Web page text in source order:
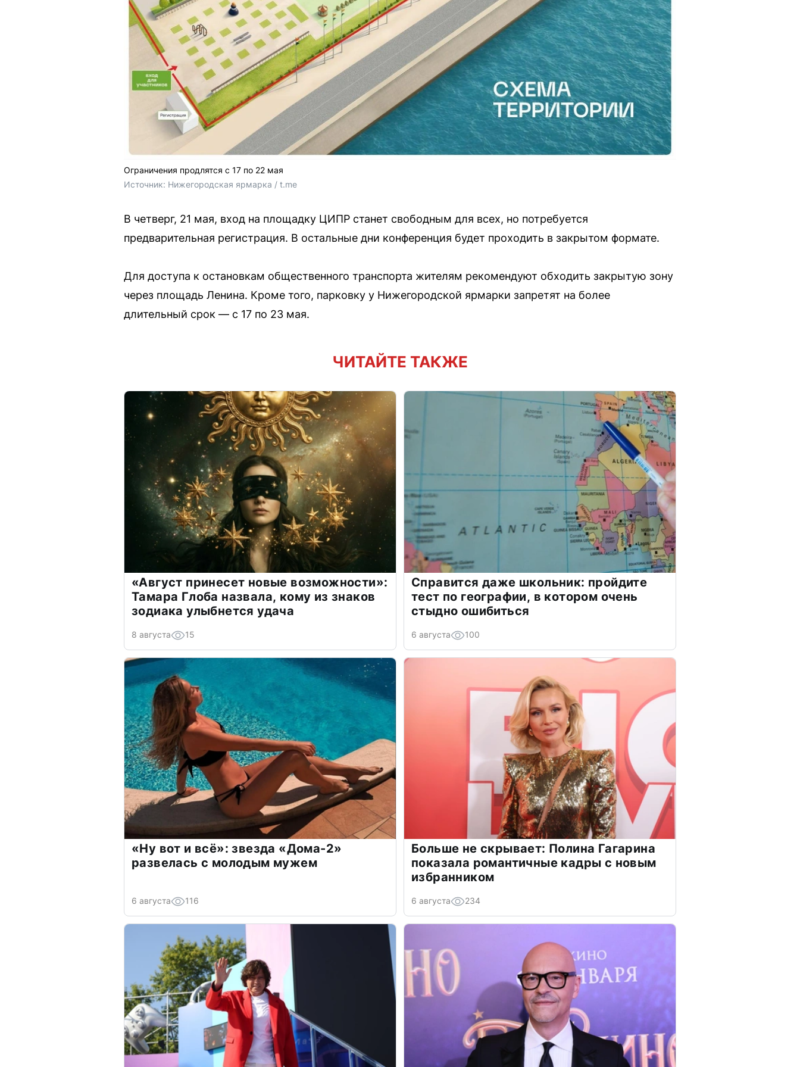
Ограничения продлятся с 17 по 22 мая
Источник: Нижегородская ярмарка / t.me
В четверг, 21 мая, вход на площадку ЦИПР станет свободным для всех, но потребуется
предварительная регистрация. В остальные дни конференция будет проходить в закрытом формате.
Для доступа к остановкам общественного транспорта жителям рекомендуют обходить закрытую зону
через площадь Ленина. Кроме того, парковку у Нижегородской ярмарки запретят на более
длительный срок — с 17 по 23 мая.
ЧИТАЙТЕ ТАКЖЕ
«Август принесет новые возможности»:
Тамара Глоба назвала, кому из знаков
зодиака улыбнется удача
8 августа 15
Справится даже школьник: пройдите
тест по географии, в котором очень
стыдно ошибиться
6 августа 100
«Ну вот и всё»: звезда «Дома-2»
развелась с молодым мужем
6 августа 116
Больше не скрывает: Полина Гагарина
показала романтичные кадры с новым
избранником
6 августа 234